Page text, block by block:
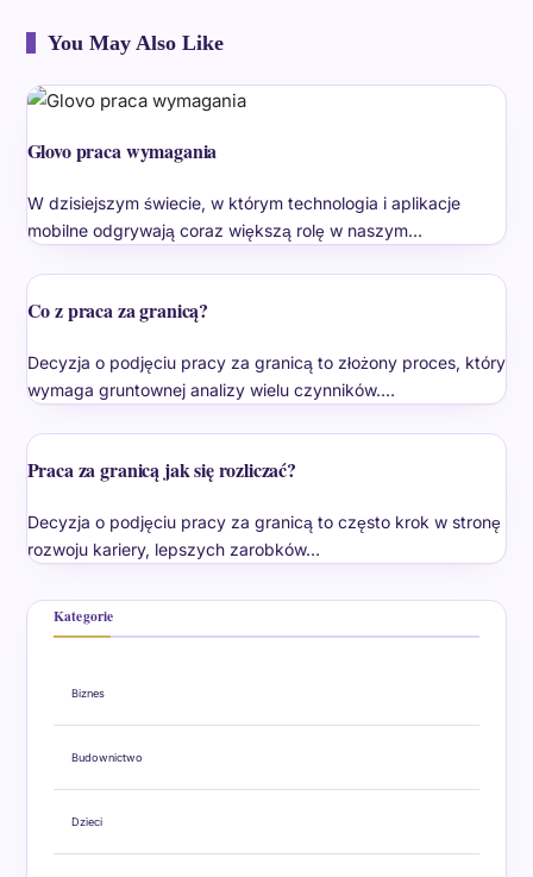
You May Also Like
Glovo praca wymagania
W dzisiejszym świecie, w którym technologia i aplikacje
mobilne odgrywają coraz większą rolę w naszym…
Co z praca za granicą?
Decyzja o podjęciu pracy za granicą to złożony proces, który
wymaga gruntownej analizy wielu czynników.…
Praca za granicą jak się rozliczać?
Decyzja o podjęciu pracy za granicą to często krok w stronę
rozwoju kariery, lepszych zarobków…
Kategorie
Biznes
Budownictwo
Dzieci